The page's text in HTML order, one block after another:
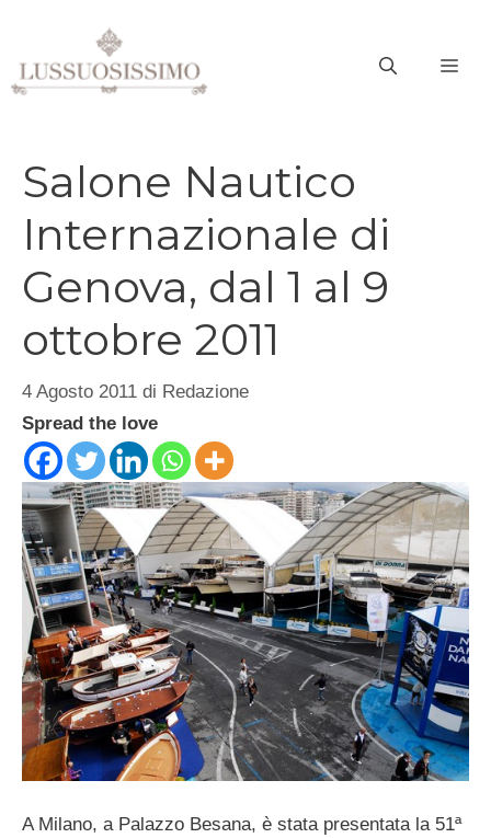
contenuto
Salone Nautico
Internazionale di
Genova, dal 1 al 9
ottobre 2011
4 Agosto 2011 di Redazione
Spread the love
A Milano, a Palazzo Besana, è stata presentata la 51ª